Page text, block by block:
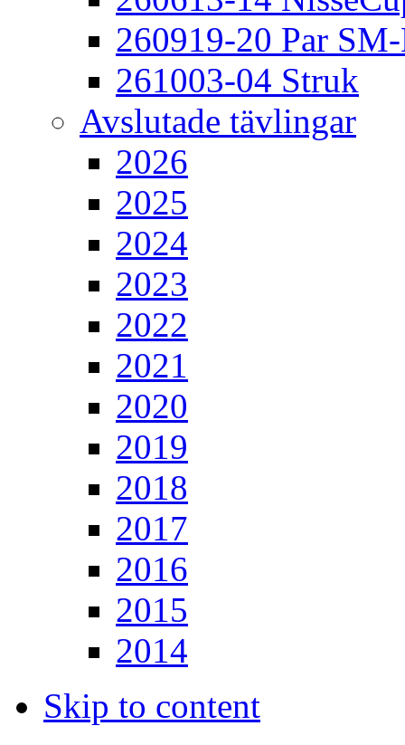
260919-20 Par
261003-04 Struk
Avslutade tävlingar
2026
2025
2024
2023
2022
2021
2020
2019
2018
2017
2016
2015
2014
Skip to content